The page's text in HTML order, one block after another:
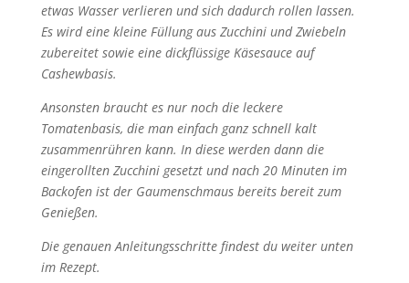
etwas Wasser verlieren und sich dadurch rollen lassen.
Es wird eine kleine Füllung aus Zucchini und Zwiebeln
zubereitet sowie eine dickflüssige Käsesauce auf
Cashewbasis.
Ansonsten braucht es nur noch die leckere
Tomatenbasis, die man einfach ganz schnell kalt
zusammenrühren kann. In diese werden dann die
eingerollten Zucchini gesetzt und nach 20 Minuten im
Backofen ist der Gaumenschmaus bereits bereit zum
Genießen.
Die genauen Anleitungsschritte findest du weiter unten
im Rezept.